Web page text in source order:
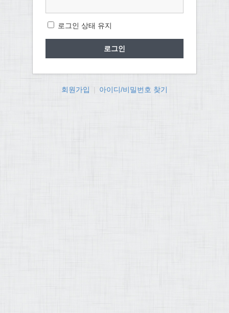
로그인 상태 유지
회원가입 아이디/비밀번호 찾기